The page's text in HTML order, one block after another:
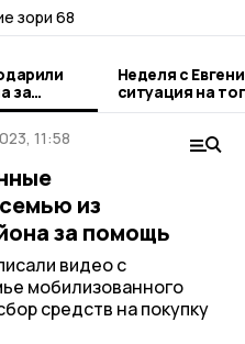
за
Неделя с
ситуация на
городе и
11:58
из
за помощь
видео с
мобилизованного
средств на покупку